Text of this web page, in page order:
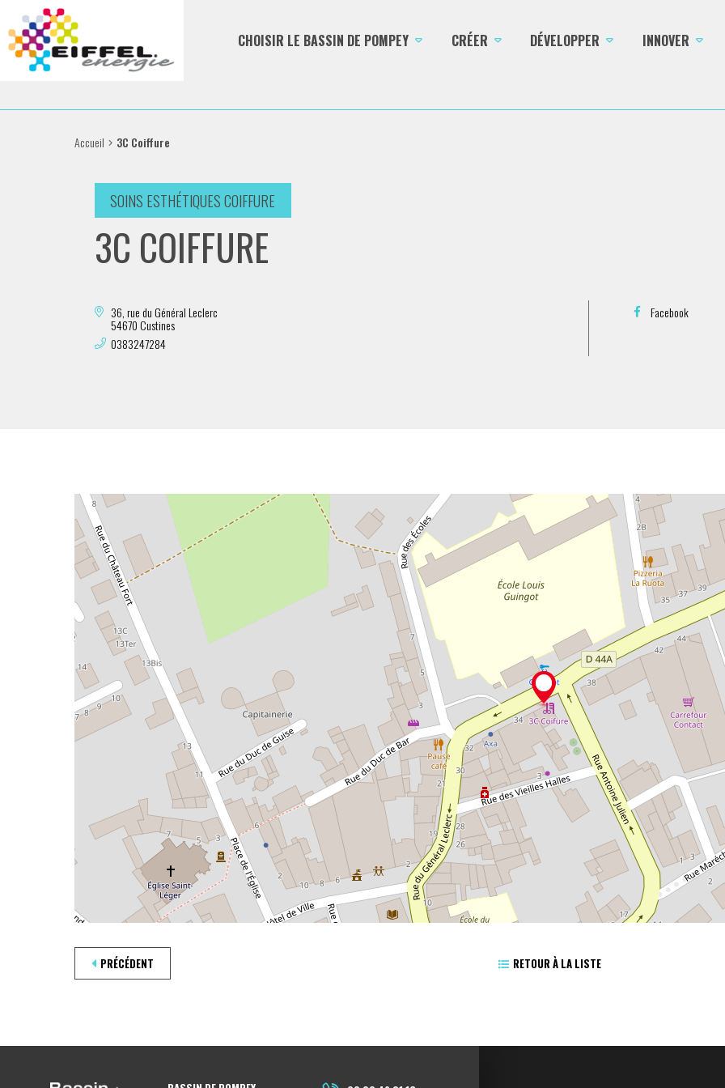
CHOISIR LE BASSIN DE POMPEY CRÉER DÉVELOPPER INNOVER
Accueil 3C Coiffure
SOINS ESTHÉTIQUES COIFFURE
3C COIFFURE
36, rue du Général Leclerc
54670 Custines
0383247284
Facebook
PRÉCÉDENT RETOUR À LA LISTE